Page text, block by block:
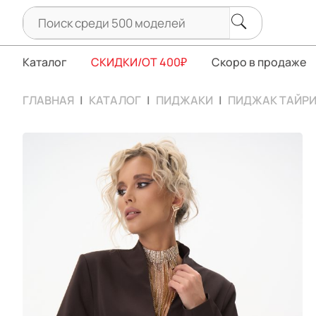
Каталог СКИДКИ/ОТ 400₽ Скоро в продаже
ГЛАВНАЯ КАТАЛОГ ПИДЖАКИ ПИДЖАК